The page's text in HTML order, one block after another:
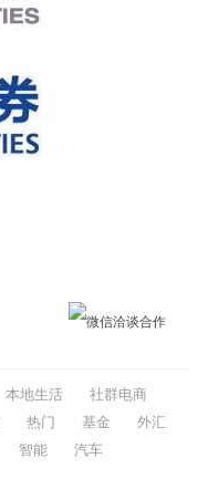
微信洽谈合作
本地生活
社群电商
热门 基金
外汇
智能 汽车